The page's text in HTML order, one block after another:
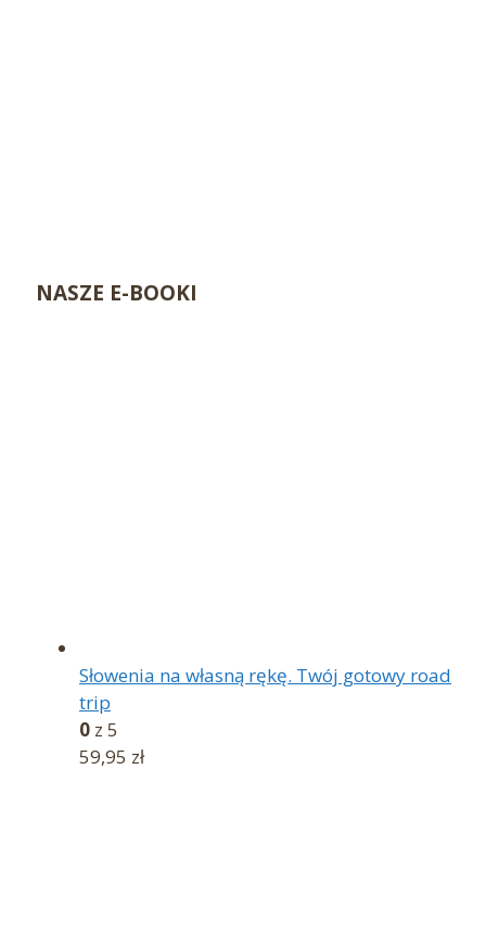
NASZE E-BOOKI
Słowenia na własną rękę. Twój gotowy road
trip
0 z 5
59,95 zł